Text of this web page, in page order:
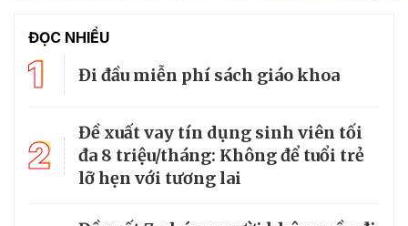
ĐỌC NHIỀU
1 Đi đầu miễn phí sách giáo khoa
2
Đề xuất vay tín dụng sinh viên tối
đa 8 triệu/tháng: Không để tuổi trẻ
lỡ hẹn với tương lai